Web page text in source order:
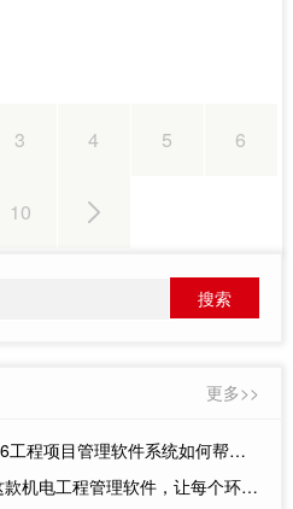
3 4 5 6
10
更多>>
目管理软件系统如何帮你"省"出利润?
工程管理软件，让每个环节都有据可查